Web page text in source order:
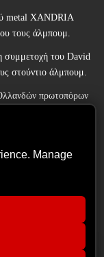
metal XANDRIA
τους άλμπουμ.
συμμετοχή του David
στούντιο άλμπουμ.
πρωτοπόρων
Manage